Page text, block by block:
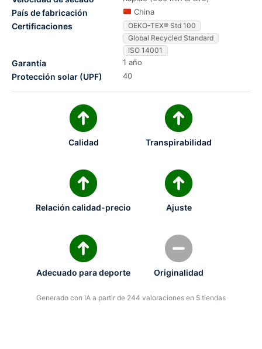
País de fabricación China
Certificaciones
OEKO-TEX® Std 100
Global Recycled Standard
ISO 14001
Garantía 1 año
Protección solar (UPF) 40
Calidad Transpirabilidad
Relación calidad-precio Ajuste
Adecuado para deporte Originalidad
Generado con IA a partir de 244 valoraciones en 5 tiendas